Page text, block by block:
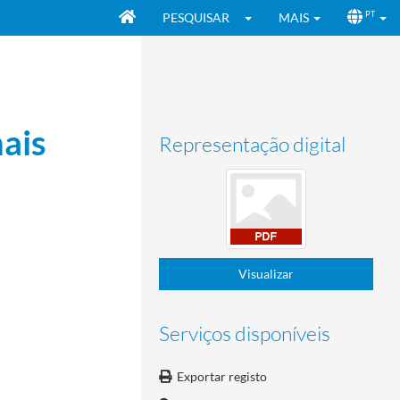
PESQUISAR MAIS PT
do COP
de Alto Rendimento Desportivo
Representação digital
Visualizar
Serviços disponíveis
Exportar registo